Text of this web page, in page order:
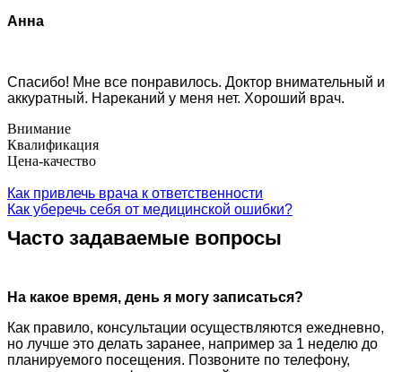
Анна
Спасибо! Мне все понравилось. Доктор внимательный и
аккуратный. Нареканий у меня нет. Хороший врач.
Внимание
Квалификация
Цена-качество
Как привлечь врача к ответственности
Как уберечь себя от медицинской ошибки?
Часто задаваемые вопросы
На какое время, день я могу записаться?
Как правило, консультации осуществляются ежедневно,
но лучше это делать заранее, например за 1 неделю до
планируемого посещения. Позвоните по телефону,